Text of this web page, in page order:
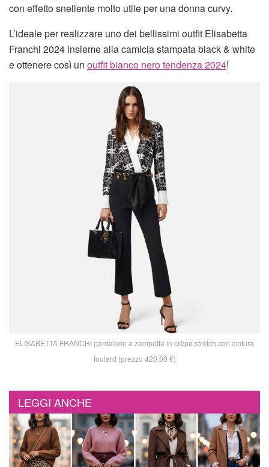
con effetto snellente molto utile per una donna curvy.
L’ideale per realizzare uno dei bellissimi outfit Elisabetta
Franchi 2024 insieme alla camicia stampata black & white
e ottenere così un outfit bianco nero tendenza 2024!
ELISABETTA FRANCHI pantalone a zampetta in crêpe stretch con cintura
foulard (prezzo 420,00 €)
LEGGI ANCHE